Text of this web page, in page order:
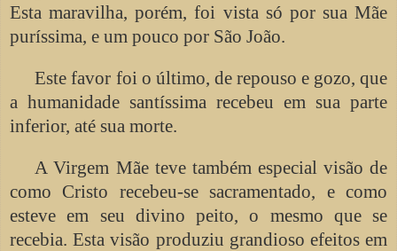
Esta maravilha, porém, foi vista só por sua Mãe
puríssima, e um pouco por São João.
Este favor foi o último, de repouso e gozo, que
a humanidade santíssima recebeu em sua parte
inferior, até sua morte.
A Virgem Mãe teve também especial visão de
como Cristo recebeu-se sacramentado, e como
esteve em seu divino peito, o mesmo que se
recebia. Esta visão produziu grandioso efeitos em